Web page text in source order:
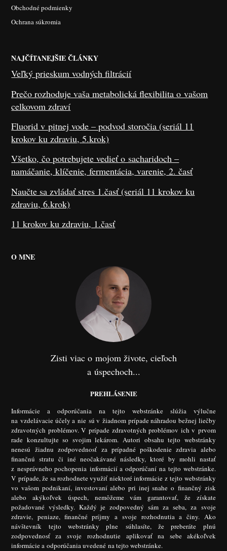
Obchodné podmienky
Ochrana súkromia
NAJČÍTANEJŠIE ČLÁNKY
Veľký prieskum vodných filtrácií
Prečo rozhoduje vaša metabolická flexibilita o vašom
celkovom zdraví
Fluorid v pitnej vode – podvod storočia (seriál 11
krokov ku zdraviu, 5.krok)
Všetko, čo potrebujete vedieť o sacharidoch –
namáčanie, klíčenie, fermentácia, varenie, 2. časť
Naučte sa zvládať stres 1.časť (seriál 11 krokov ku
zdraviu, 6.krok)
11 krokov ku zdraviu, 1.časť
O MNE
Zisti viac o mojom živote, cieľoch
a úspechoch...
PREHLÁSENIE
Informácie a odporúčania na tejto webstránke slúžia výlučne
na vzdelávacie účely a nie sú v žiadnom prípade náhradou bežnej liečby
zdravotných problémov. V prípade zdravotných problémov ich v prvom
rade konzultujte so svojim lekárom. Autori obsahu tejto webstránky
nenesú žiadnu zodpovednosť za prípadné poškodenie zdravia alebo
finančnú stratu či iné neočakávané následky, ktoré by mohli nastať
z nesprávneho pochopenia informácií a odporúčaní na tejto webstránke.
V prípade, že sa rozhodnete využiť niektoré informácie z tejto webstránky
vo vašom podnikaní, investovaní alebo pri inej snahe o finančný zisk
alebo akýkoľvek úspech, nemôžeme vám garantovať, že získate
požadované výsledky. Každý je zodpovedný sám za seba, za svoje
zdravie, peniaze, finančné príjmy a svoje rozhodnutia a činy. Ako
návštevník tejto webstránky plne súhlasíte, že preberáte plnú
zodpovednosť za svoje rozhodnutie aplikovať na sebe akékoľvek
informácie a odporúčania uvedené na tejto webstránke.